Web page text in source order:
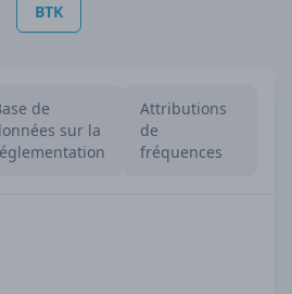
BTK
de
sur la
Attributions
de
fréquences